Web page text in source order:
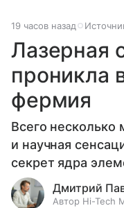
19 часов назад
Лазерная
проникла
фермия
Всего
и научная
секрет ядра
Дмитрий
Автор Hi-Tech